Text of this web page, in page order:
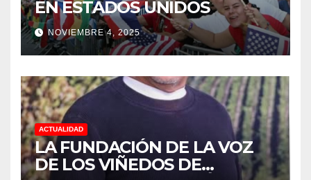
EN ESTADOS UNIDOS
NOVIEMBRE 4, 2025
ACTUALIDAD
LA FUNDACIÓN DE LA VOZ
DE LOS VIÑEDOS DE